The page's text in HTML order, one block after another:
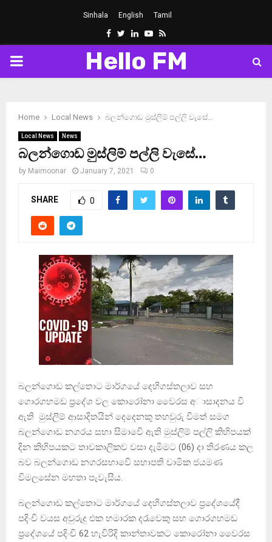
Sinhala English Tamil
Facebook
Twitter
LinkedinYoutube
Rss
PRIMARY
Hello FM
Home Local News බලන්ගොඩ මුස්ලිම් පල්ලි වැසේ…
Local News News
බලන්ගොඩ මුස්ලිම් පල්ලි වැසේ…
by Maimoonar January 7, 2021 0
SHARE 0
බලන්ගොඩ කල්තොට මාර්ගයේ දෙහිගස්තලාව සහ
ගොරගහමඩ ප්‍රදේශ වල කොරෝනා වෛරස අාසාදනය වි
ඇති ⁣ මුස්ලිම් ආසාදිතයින් දෙදෙනකු තහවුරු විමත් සමග
බලන්ගොඩ නගරය සභා සිමාවෙි ඇති මුස්ලිම් පල්ලි කිහිපයක්
දින කිහිපයකට තාවකාලිකව වසා දැමිමට (06) දා තිරණය කල
බව බලන්ගොඩ නගරසභාවෙි සභාපති චාමික ජයමණ
විමලසේන මහතා පැවැසීය.
බලන්ගොඩ කල්තොට මාර්ගයේ දෙහිගස්තලාව ප්‍රදේශයේදී
පදිංචි වයස අවුරුදු එක හමාරක දරැවෙකු සහ ගොරගහමඩ
ප්‍රදේශයේ පදිංචි 62 හැවිරිදි කාන්තාවකට කොරෝනා වෛරස